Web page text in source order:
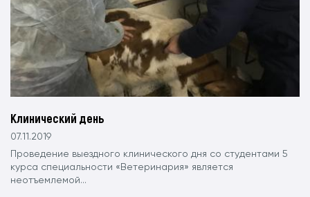
Клинический день
07.11.2019
Проведение выездного клинического дня со студентами 5
курса специальности «Ветеринария» является
неотъемлемой...